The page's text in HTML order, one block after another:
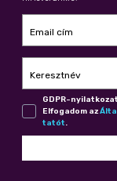
Email cím
Keresztnév
GDPR-
Elfogadom az
ta­tót.